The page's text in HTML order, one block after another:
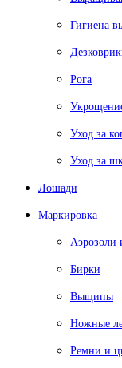
Гигиена
Рога
Уход за
Уход за
Лошади
Маркировка
Аэрозоли
Бирки
Выщипы
Ножные
Ремни и